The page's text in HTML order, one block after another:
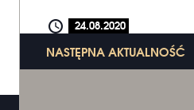
24.08.2020
NASTĘPNA AKTUALNOŚĆ